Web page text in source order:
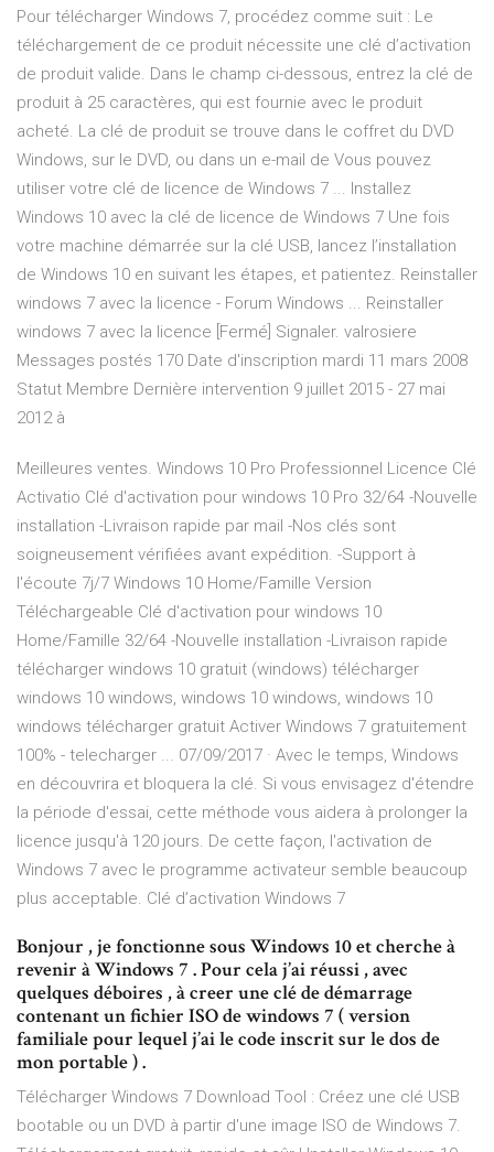
Pour télécharger Windows 7, procédez comme suit : Le
téléchargement de ce produit nécessite une clé d’activation
de produit valide. Dans le champ ci-dessous, entrez la clé de
produit à 25 caractères, qui est fournie avec le produit
acheté. La clé de produit se trouve dans le coffret du DVD
Windows, sur le DVD, ou dans un e-mail de Vous pouvez
utiliser votre clé de licence de Windows 7 ... Installez
Windows 10 avec la clé de licence de Windows 7 Une fois
votre machine démarrée sur la clé USB, lancez l’installation
de Windows 10 en suivant les étapes, et patientez. Reinstaller
windows 7 avec la licence - Forum Windows ... Reinstaller
windows 7 avec la licence [Fermé] Signaler. valrosiere
Messages postés 170 Date d'inscription mardi 11 mars 2008
Statut Membre Dernière intervention 9 juillet 2015 - 27 mai
2012 à
Meilleures ventes. Windows 10 Pro Professionnel Licence Clé
Activatio Clé d'activation pour windows 10 Pro 32/64 -Nouvelle
installation -Livraison rapide par mail -Nos clés sont
soigneusement vérifiées avant expédition. -Support à
l'écoute 7j/7 Windows 10 Home/Famille Version
Téléchargeable Clé d'activation pour windows 10
Home/Famille 32/64 -Nouvelle installation -Livraison rapide
télécharger windows 10 gratuit (windows) télécharger
windows 10 windows, windows 10 windows, windows 10
windows télécharger gratuit Activer Windows 7 gratuitement
100% - telecharger ... 07/09/2017 · Avec le temps, Windows
en découvrira et bloquera la clé. Si vous envisagez d'étendre
la période d'essai, cette méthode vous aidera à prolonger la
licence jusqu'à 120 jours. De cette façon, l'activation de
Windows 7 avec le programme activateur semble beaucoup
plus acceptable. Clé d’activation Windows 7
Bonjour , je fonctionne sous Windows 10 et cherche à
revenir à Windows 7 . Pour cela j’ai réussi , avec
quelques déboires , à creer une clé de démarrage
contenant un fichier ISO de windows 7 ( version
familiale pour lequel j’ai le code inscrit sur le dos de
mon portable ) .
Télécharger Windows 7 Download Tool : Créez une clé USB
bootable ou un DVD à partir d'une image ISO de Windows 7.